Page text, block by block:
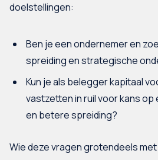
doelstellingen:
Ben je een ondernemer en
spreiding en strategische
Kun je als belegger kapitaal
vastzetten in ruil voor kans
en betere spreiding?
Wie deze vragen grotendeels